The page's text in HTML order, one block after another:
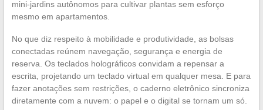
mini-jardins autônomos para cultivar plantas sem esforço
mesmo em apartamentos.
No que diz respeito à mobilidade e produtividade, as bolsas
conectadas reúnem navegação, segurança e energia de
reserva. Os teclados holográficos convidam a repensar a
escrita, projetando um teclado virtual em qualquer mesa. E para
fazer anotações sem restrições, o caderno eletrônico sincroniza
diretamente com a nuvem: o papel e o digital se tornam um só.